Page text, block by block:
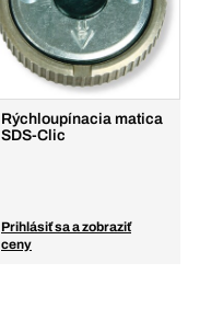
Rýchloupínacia matica
SDS-Clic
Prihlásiť sa a zobraziť
ceny